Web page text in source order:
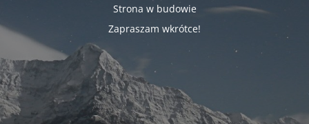
Strona w budowie
Zapraszam wkrótce!